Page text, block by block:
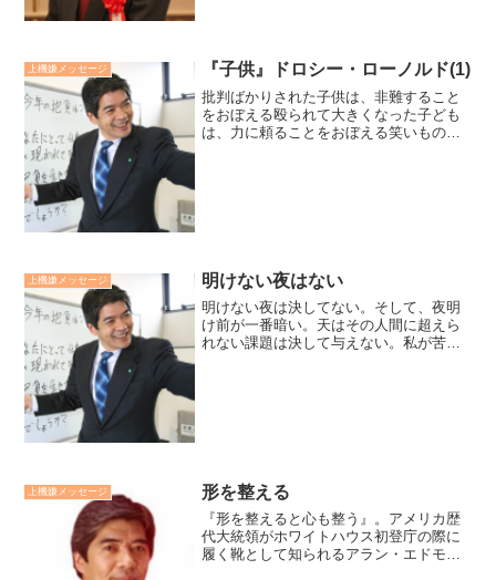
上機嫌メッセージ 『子供』ドロシー・ローノルド(1)
批判ばかりされた子供は、非難すること
をおぼえる殴られて大きくなった子ども
は、力に頼ることをおぼえる笑いものに
上機嫌メッセージ 明けない夜はない
明けない夜は決してない。そして、夜明
け前が一番暗い。天はその人間に超えら
れない課題は決して与えない。私が苦難
上機嫌メッセージ 形を整える
『形を整えると心も整う』。アメリカ歴
代大統領がホワイトハウス初登庁の際に
履く靴として知られるアラン・エドモン